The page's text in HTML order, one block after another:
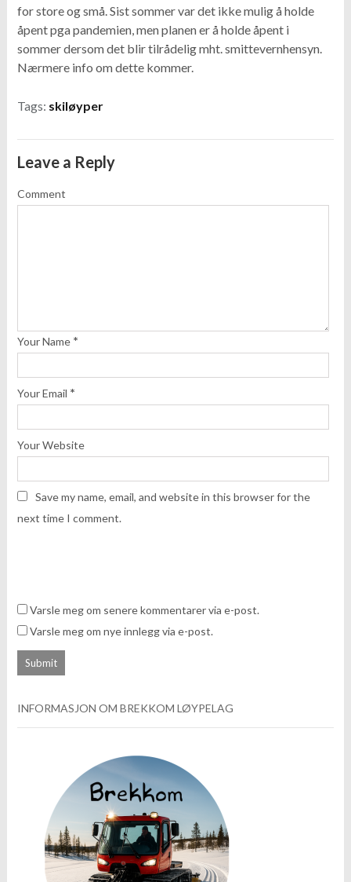
for store og små. Sist sommer var det ikke mulig å holde
åpent pga pandemien, men planen er å holde åpent i
sommer dersom det blir tilrådelig mht. smittevernhensyn.
Nærmere info om dette kommer.
Tags: skiløyper
Leave a Reply
Comment
Your Name *
Your Email *
Your Website
Save my name, email, and website in this browser for the
next time I comment.
Varsle meg om senere kommentarer via e-post.
Varsle meg om nye innlegg via e-post.
INFORMASJON OM BREKKOM LØYPELAG